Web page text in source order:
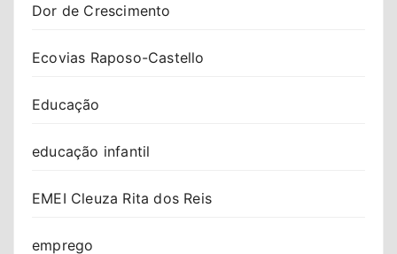
Dor de Crescimento
Ecovias Raposo-Castello
Educação
educação infantil
EMEI Cleuza Rita dos Reis
emprego